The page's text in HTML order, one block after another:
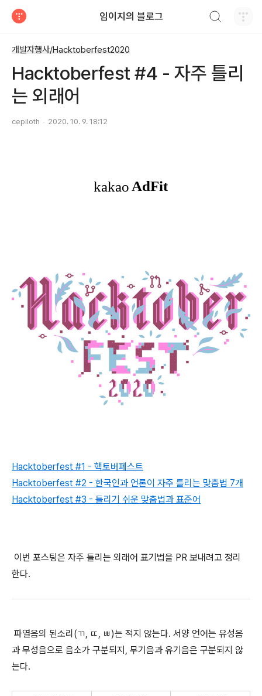
임이지의 블로그
개발자행사/Hacktoberfest2020
Hacktoberfest #4 - 자주 틀리
는 외래어
cepiloth 2020. 10. 9. 18:12
Hacktoberfest #1 - 핵토버페스트
Hacktoberfest #2 - 한국인과 언론이 자주 틀리는 맞춤법 7개
Hacktoberfest #3 - 틀리기 쉬운 맞춤법과 표준어
이번 포스팅은 자주 틀리는 외래어 표기법을 PR 보내려고 정리
한다.
파열음의 된소리(ㄲ, ㄸ, ㅃ)는 적지 않는다. 서양 언어는 유성음
과 무성음으로 음소가 구분되지, 무기음과 유기음은 구분되지 않
는다.